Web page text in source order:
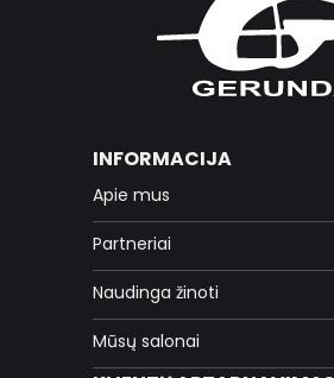
INFORMACIJA
Apie mus
Partneriai
Naudinga žinoti
Mūsų salonai